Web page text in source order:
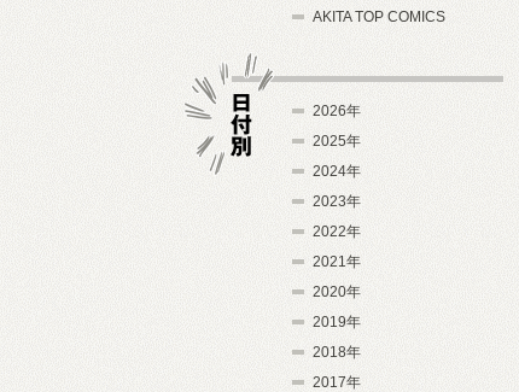
AKITA TOP COMICS
2026年
2025年
2024年
2023年
2022年
2021年
2020年
2019年
2018年
2017年